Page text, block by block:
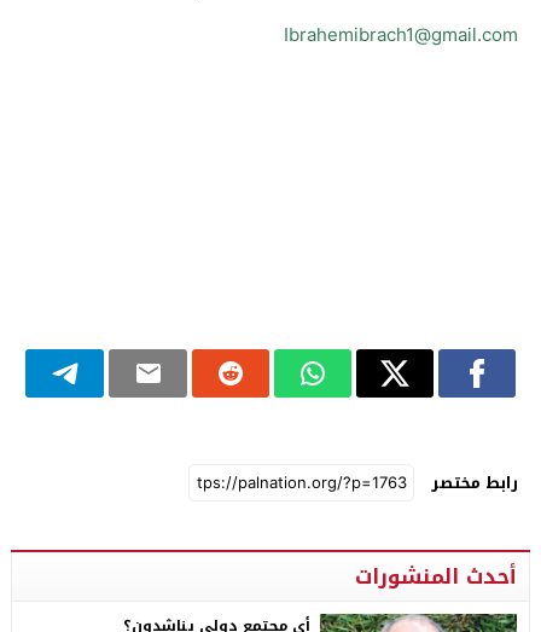
Ibrahemibrach1@gmail.com
رابط مختصر
أحدث المنشورات
أي مجتمع دولي يناشدون؟